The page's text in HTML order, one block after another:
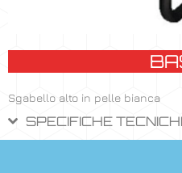
Sgabello alto in pelle bianca
SPECIFICHE